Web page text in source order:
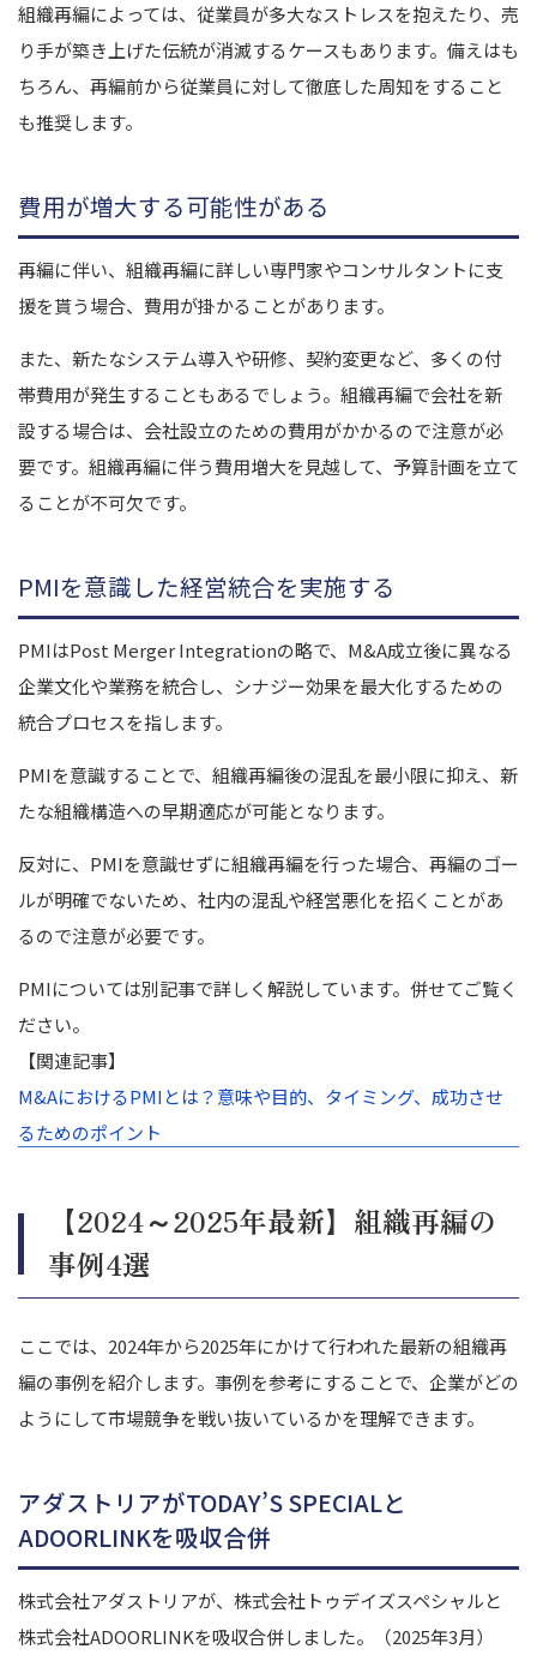
組織再編によっては、従業員が多大なストレスを抱えたり、売
り手が築き上げた伝統が消滅するケースもあります。 備えはも
ちろん、再編前から従業員に対して徹底した周知をすること
も推奨します。
費用が増大する可能性がある
再編に伴い、組織再編に詳しい専門家やコンサルタントに支
援を貰う場合、費用が掛かることがあります。
また、新たなシステム導入や研修、契約変更など、多くの付
帯費用が発生することもあるでしょう。 組織再編で会社を新
設する場合は、会社設立のための費用がかかるので注意が必
要です。 組織再編に伴う費用増大を見越して、予算計画を立て
ることが不可欠です。
PMIを意識した経営統合を実施する
PMIはPost Merger Integrationの略で、M&A成立後に異なる
企業文化や業務を統合し、シナジー効果を最大化するための
統合プロセスを指します。
PMIを意識することで、組織再編後の混乱を最小限に抑え、新
たな組織構造への早期適応が可能となります。
反対に、PMIを意識せずに組織再編を行った場合、再編のゴー
ルが明確でないため、社内の混乱や経営悪化を招くことがあ
るので注意が必要です。
PMIについては別記事で詳しく解説しています。併せてご覧く
ださい。
【関連記事】
M&AにおけるPMIとは？意味や目的、タイミング、成功させ
るためのポイント
【2024～2025年最新】組織再編の
事例4選
ここでは、2024年から2025年にかけて行われた最新の組織再
編の事例を紹介します。 事例を参考にすることで、企業がどの
ようにして市場競争を戦い抜いているかを理解できます。
アダストリアがTODAY’S SPECIALと
ADOORLINKを吸収合併
株式会社アダストリアが、株式会社トゥデイズスペシャルと
株式会社ADOORLINKを吸収合併しました。（2025年3月）